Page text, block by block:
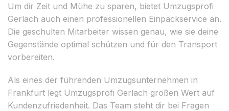
Um dir Zeit und Mühe zu sparen, bietet Umzugsprofi
Gerlach auch einen professionellen Einpackservice an.
Die geschulten Mitarbeiter wissen genau, wie sie deine
Gegenstände optimal schützen und für den Transport
vorbereiten.
Als eines der führenden Umzugsunternehmen in
Frankfurt legt Umzugsprofi Gerlach großen Wert auf
Kundenzufriedenheit. Das Team steht dir bei Fragen